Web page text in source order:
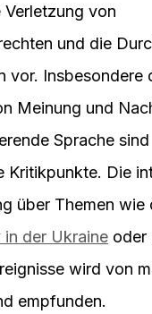
Verletzung von
und die
vor. Insbesondere
Meinung und
Sprache sind
Kritikpunkte. Die
über Themen wie
der Ukraine oder
wird von
empfunden.